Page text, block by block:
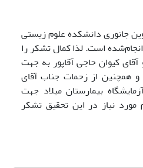
جانوری دانشکده علوم زیستی
است. لذا کمال تشکر را
کیوان حاجی آقاپور به جهت
همچنین از زحمات جناب آقای
بیمارستان میلاد جهت
مورد نیاز در این تحقیق تشکر